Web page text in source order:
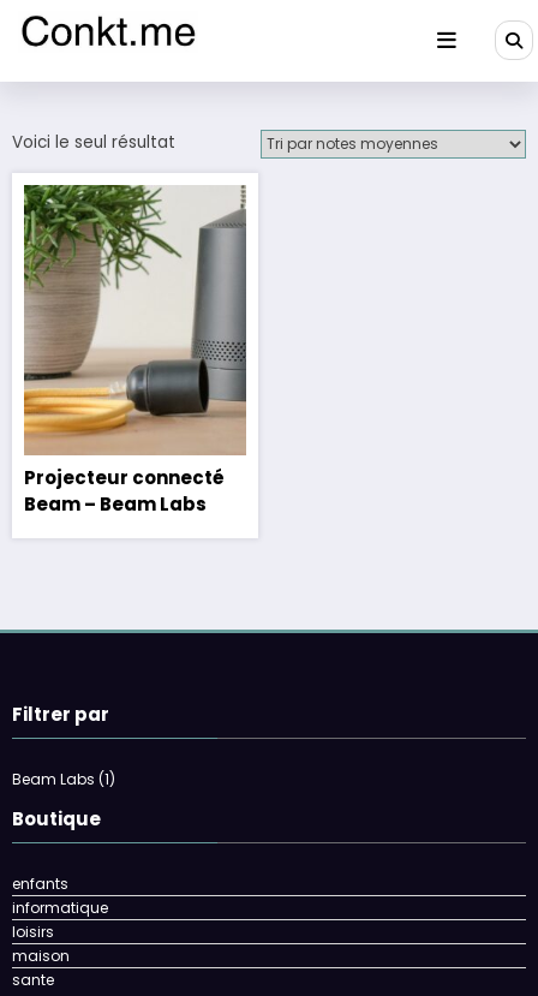
Conkt.me
Voici le seul résultat
Projecteur connecté
Beam – Beam Labs
Filtrer par
Beam Labs (1)
Boutique
enfants
informatique
loisirs
maison
sante